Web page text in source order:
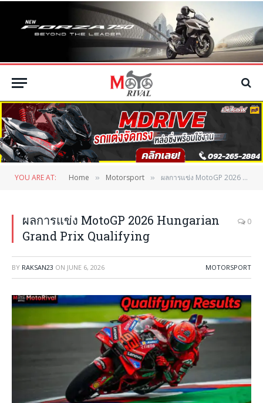
YOU ARE AT: Home » Motorsport » ผลการแข่ง MotoGP 2026 Hungarian Grand Prix Qualifying
ผลการแข่ง MotoGP 2026 Hungarian
Grand Prix Qualifying
0
BY RAKSAN23 ON JUNE 6, 2026 MOTORSPORT